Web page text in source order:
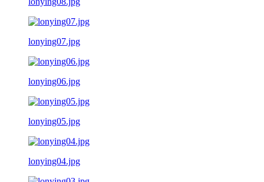
lonying07.jpg
lonying06.jpg
lonying05.jpg
lonying04.jpg